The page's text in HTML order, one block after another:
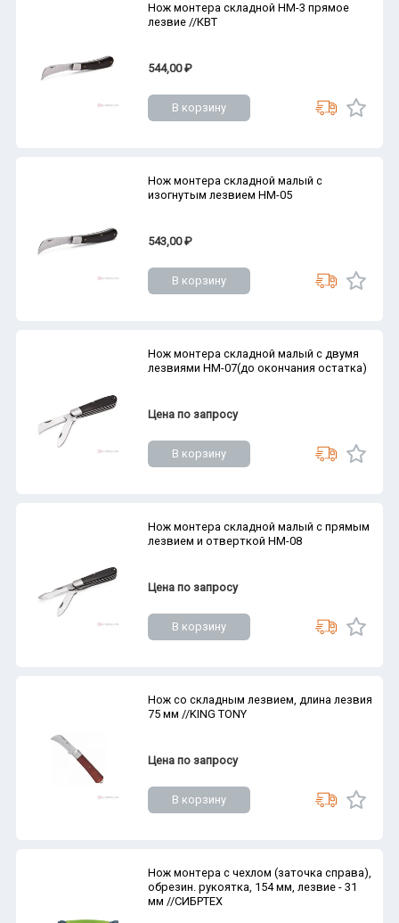
Нож монтера складной НМ-3 прямое
лезвие //КВТ
544,00 ₽
В корзину
Нож монтера складной малый с
изогнутым лезвием НМ-05
543,00 ₽
В корзину
Нож монтера складной малый с двумя
лезвиями НМ-07(до окончания остатка)
Цена по запросу
В корзину
Нож монтера складной малый с прямым
лезвием и отверткой НМ-08
Цена по запросу
В корзину
Нож со складным лезвием, длина лезвия
75 мм //KING TONY
Цена по запросу
В корзину
Нож монтера с чехлом (заточка справа),
обрезин. рукоятка, 154 мм, лезвие - 31
мм //СИБРТЕХ